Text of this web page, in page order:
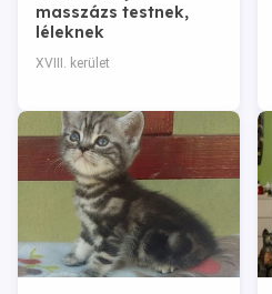
masszázs testnek,
léleknek
XVIII. kerület